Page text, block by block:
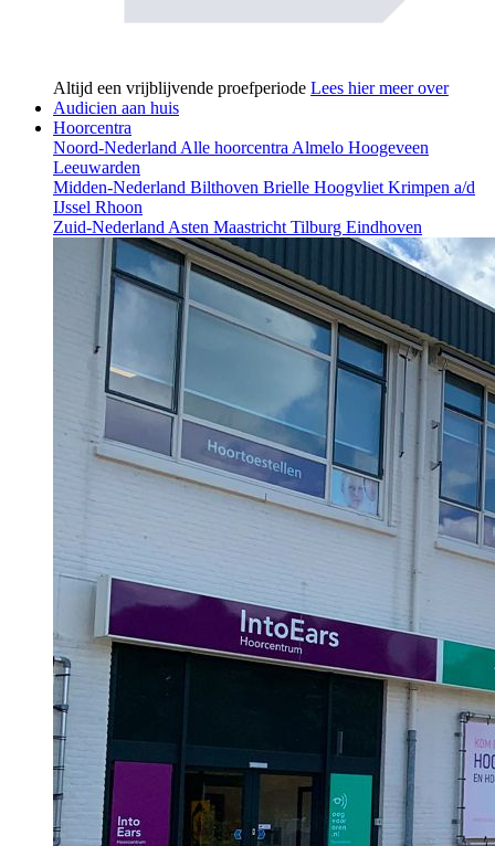
Altijd een vrijblijvende proefperiode Lees hier meer over
Audicien aan huis
Hoorcentra
Noord-Nederland Alle hoorcentra Almelo Hoogeveen
Leeuwarden
Midden-Nederland Bilthoven Brielle Hoogvliet Krimpen a/d
IJssel Rhoon
Zuid-Nederland Asten Maastricht Tilburg Eindhoven